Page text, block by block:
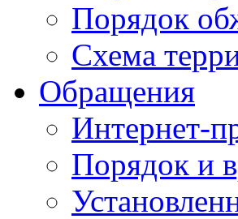
Порядок
Схема
Обращения
Интернет-
Порядок и